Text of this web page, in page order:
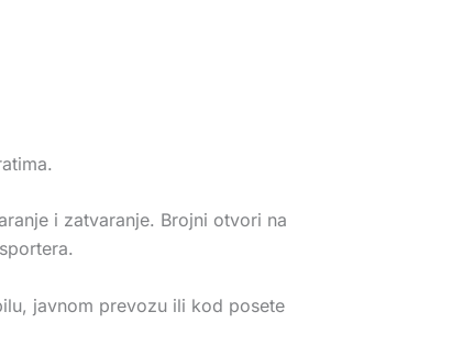
i zatvaranje. Brojni otvori na
javnom prevozu ili kod posete